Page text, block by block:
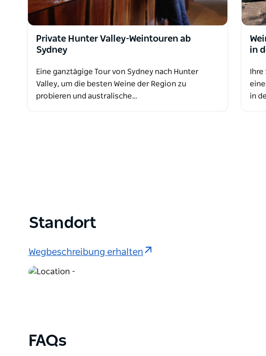
Private Hunter Valley-Weintouren ab
Sydney
Eine ganztägige Tour von Sydney nach Hunter
Valley, um die besten Weine der Region zu
probieren und australische…
in
Ihre
in
Standort
Wegbeschreibung erhalten
FAQs